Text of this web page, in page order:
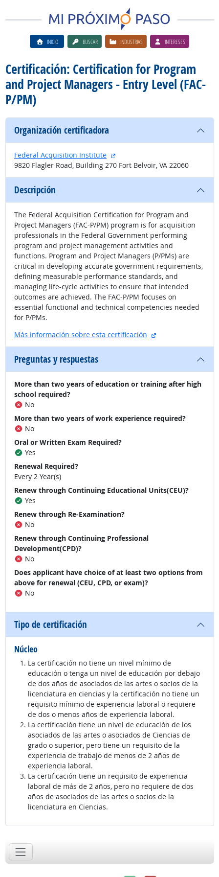
INICIO BUSCAR INDUSTRIAS INTERESES
Certificación: Certification for Program
and Project Managers - Entry Level (FAC-
P/PM)
Organización certificadora
Federal Acquisition Institute
sitio externo
9820 Flagler Road, Building 270 Fort Belvoir, VA 22060
Descripción
The Federal Acquisition Certification for Program and
Project Managers (FAC-P/PM) program is for acquisition
professionals in the Federal Government performing
program and project management activities and
functions. Program and Project Managers (P/PMs) are
critical in developing accurate government requirements,
defining measurable performance standards, and
managing life-cycle activities to ensure that intended
outcomes are achieved. The FAC-P/PM focuses on
essential functional and technical competencies needed
for P/PMs.
Más información sobre esta certificación
sitio externo
Preguntas y respuestas
More than two years of education or training after high
school required?
No
More than two years of work experience required?
No
Oral or Written Exam Required?
Yes
Renewal Required?
Every 2 Year(s)
Renew through Continuing Educational Units(CEU)?
Yes
Renew through Re-Examination?
No
Renew through Continuing Professional
Development(CPD)?
No
Does applicant have choice of at least two options from
above for renewal (CEU, CPD, or exam)?
No
Tipo de certificación
Núcleo
La certificación no tiene un nivel mínimo de
educación o tenga un nivel de educación por debajo
de dos años de asociados de las artes o socios de la
licenciatura en ciencias y la certificación no tiene un
requisito mínimo de experiencia laboral o requiere
de dos o menos años de experiencia laboral.
La certificación tiene un nivel de educación de los
asociados de las artes o asociados de Ciencias de
grado o superior, pero tiene un requisito de la
experiencia de trabajo de menos de 2 años de
experiencia laboral.
La certificación tiene un requisito de experiencia
laboral de más de 2 años, pero no requiere de dos
años de asociados de las artes o socios de la
licenciatura en Ciencias.